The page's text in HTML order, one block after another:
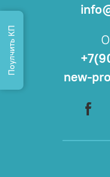
new-
Поулчить КП